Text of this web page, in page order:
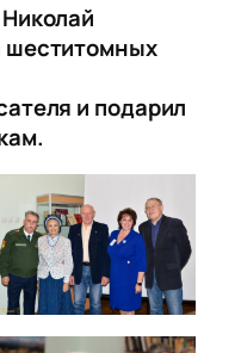
шеститомных
и подарил